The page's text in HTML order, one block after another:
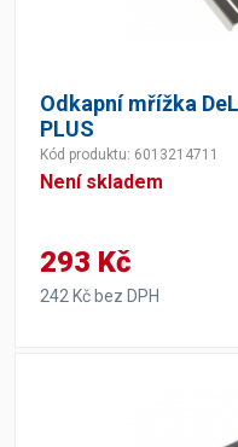
Odkapní mřížka
PLUS
Kód produktu: 6013214711
Není skladem
293 Kč
242 Kč bez DPH